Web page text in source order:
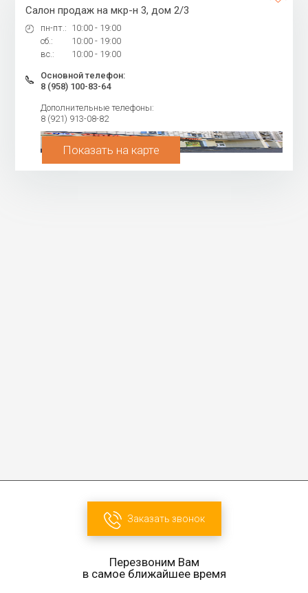
Салон продаж на мкр-н 3, дом 2/3
пн-пт.: 10:00 - 19:00
сб.:
10:00 - 19:00
вс.:
10:00 - 19:00
Основной телефон:
8 (958) 100-83-64
Дополнительные телефоны:
8 (921) 913-08-82
Показать на карте
Заказать звонок
Перезвоним Вам
в самое ближайшее время